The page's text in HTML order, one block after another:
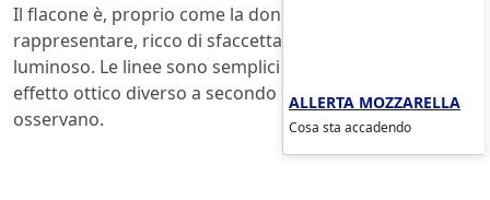
Il flacone è, proprio come la donna che vuole
rappresentare, ricco di sfaccettature, elegante e
luminoso. Le linee sono semplici e fluide e danno un
effetto ottico diverso a secondo dell’angolo da cui si
osservano.
ALLERTA MOZZARELLA
Cosa sta accadendo